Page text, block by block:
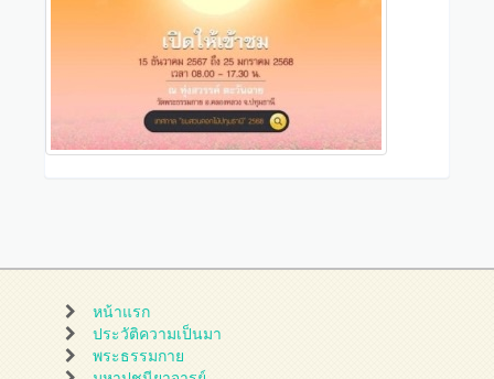
หน้าแรก
ประวัติความเป็นมา
พระธรรมกาย